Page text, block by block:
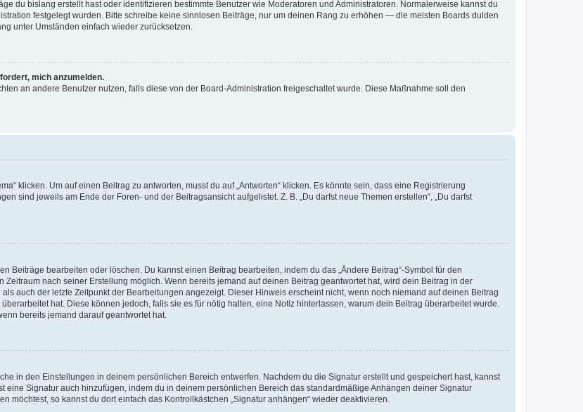
du bislang erstellt hast oder identifizieren bestimmte Benutzer wie Moderatoren und Administratoren. Normalerweise kannst du
festgelegt wurden. Bitte schreibe keine sinnlosen Beiträge, nur um deinen Rang zu erhöhen — die meisten Boards dulden
unter Umständen einfach wieder zurücksetzen.
mich anzumelden.
an andere Benutzer nutzen, falls diese von der Board-Administration freigeschaltet wurde. Diese Maßnahme soll den
klicken. Um auf einen Beitrag zu antworten, musst du auf „Antworten“ klicken. Es könnte sein, dass eine Registrierung
sind jeweils am Ende der Foren- und der Beitragsansicht aufgelistet. Z. B. „Du darfst neue Themen erstellen“, „Du darfst
Beiträge bearbeiten oder löschen. Du kannst einen Beitrag bearbeiten, indem du das „Ändere Beitrag“-Symbol für den
nach seiner Erstellung möglich. Wenn bereits jemand auf deinen Beitrag geantwortet hat, wird dein Beitrag in der
auch der letzte Zeitpunkt der Bearbeitungen angezeigt. Dieser Hinweis erscheint nicht, wenn noch niemand auf deinen Beitrag
hat. Diese können jedoch, falls sie es für nötig halten, eine Notiz hinterlassen, warum dein Beitrag überarbeitet wurde.
bereits jemand darauf geantwortet hat.
in den Einstellungen in deinem persönlichen Bereich entwerfen. Nachdem du die Signatur erstellt und gespeichert hast, kannst
eine Signatur auch hinzufügen, indem du in deinem persönlichen Bereich das standardmäßige Anhängen deiner Signatur
möchtest, so kannst du dort einfach das Kontrollkästchen „Signatur anhängen“ wieder deaktivieren.